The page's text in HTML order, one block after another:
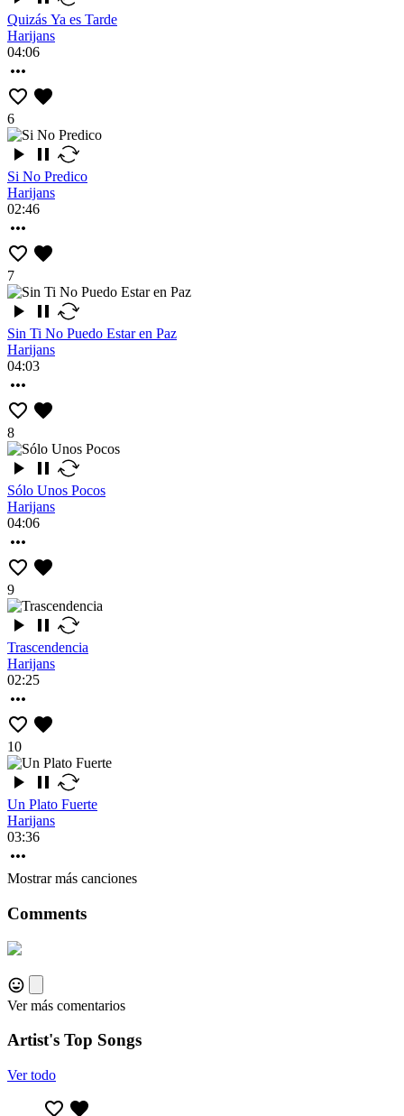
Quizás Ya es Tarde
Harijans
04:06
6
Si No Predico
Harijans
02:46
7
Sin Ti No Puedo Estar en Paz
Harijans
04:03
8
Sólo Unos Pocos
Harijans
04:06
9
Trascendencia
Harijans
02:25
10
Un Plato Fuerte
Harijans
03:36
Mostrar más canciones
Comments
Ver más comentarios
Artist's Top Songs
Ver todo